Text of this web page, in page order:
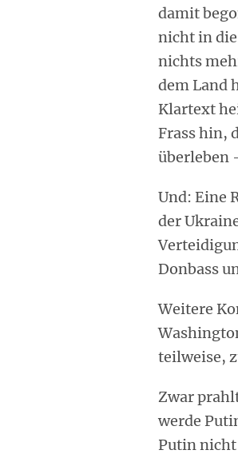
damit
nicht in
nichts
dem Land
Klartext
Frass hin,
überleben
Und: Eine
der
Donbass
Weitere
teilweise,
Zwar
werde
Putin